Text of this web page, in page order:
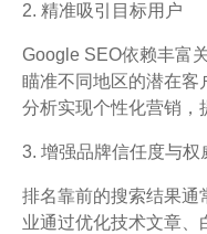
2. 精准吸引目标用户
Google SEO依赖丰富
瞄准不同地区的潜在客
分析实现个性化营销，
3. 增强品牌信任度与权
排名靠前的搜索结果通
业通过优化技术文章、